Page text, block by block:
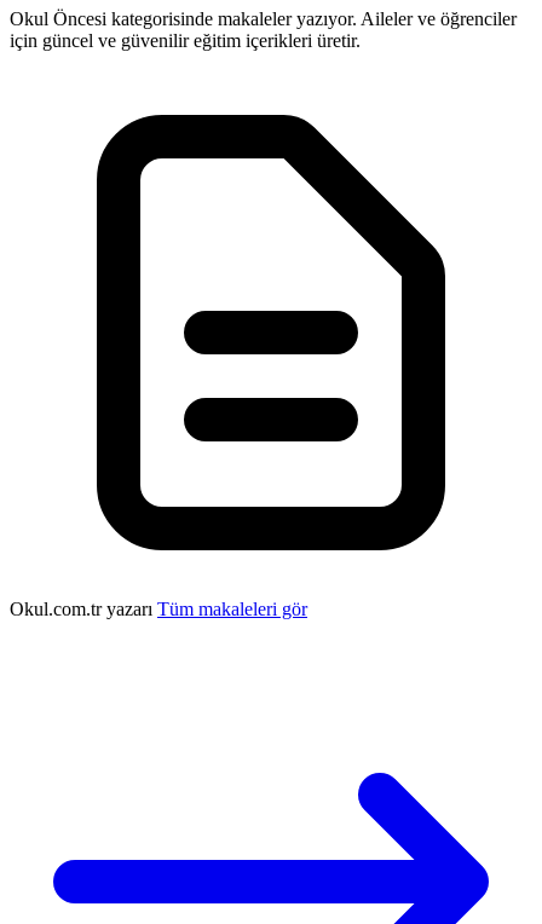
Okul Öncesi kategorisinde makaleler yazıyor. Aileler ve öğrenciler
için güncel ve güvenilir eğitim içerikleri üretir.
Okul.com.tr yazarı Tüm makaleleri gör